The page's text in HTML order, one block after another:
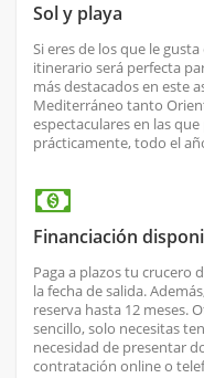
Sol y playa
Si eres de los que le
itinerario será perfecta
más destacados en este
Mediterráneo tanto
espectaculares en las
prácticamente, todo el
Financiación
Paga a plazos tu crucero
la fecha de salida.
reserva hasta 12 meses.
sencillo, solo necesitas
necesidad de presentar
contratación online o